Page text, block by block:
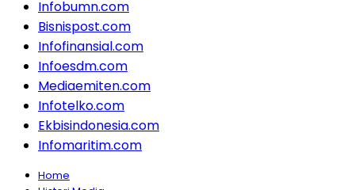
Infobumn.com
Bisnispost.com
Infofinansial.com
Infoesdm.com
Mediaemiten.com
Infotelko.com
Ekbisindonesia.com
Infomaritim.com
Home